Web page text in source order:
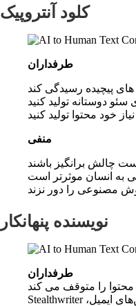
کلود آنتروپیک
طرفداران
سئو دوستانه تولید کنید
منفی
چالش برانگیز باشند
به انسان موثرتر است
نویسنده پنهانکار
طرفداران
Stealthwriter شامل تعدادی برنامه است، از بازاریابی محتوا گرفته تا مدیریت رسانه‌های اجتماعی، کمپین‌های ایمیل،